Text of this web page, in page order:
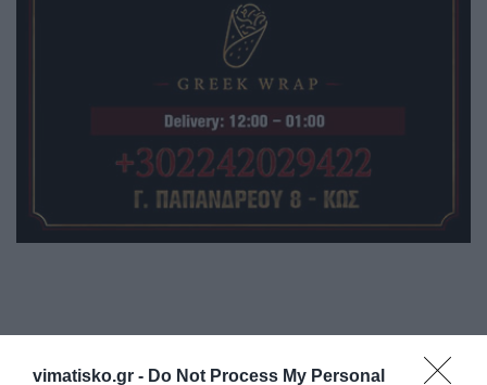
vimatisko.gr - Do Not Process My Personal
Η ανωνυμία είναι το καλύτερο κρησφύγετο δειλίας και